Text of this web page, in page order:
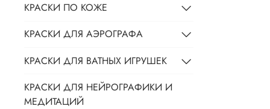
КРАСКИ ПО КОЖЕ
КРАСКИ ДЛЯ АЭРОГРАФА
КРАСКИ ДЛЯ ВАТНЫХ ИГРУШЕК
КРАСКИ ДЛЯ НЕЙРОГРАФИКИ И
МЕДИТАЦИЙ